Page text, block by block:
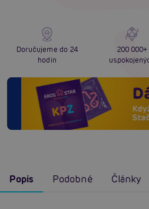
Doručujeme do 24
hodin
200 000+
Popis Podobné Články